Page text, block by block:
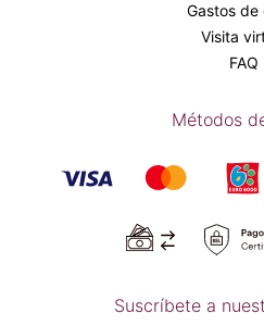
Gastos de
Visita
FAQ
Métodos
Suscríbete a